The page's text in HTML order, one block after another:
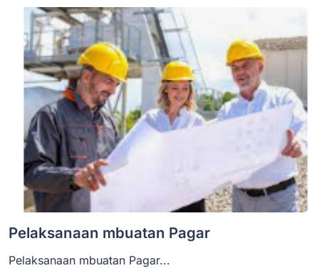
Pelaksanaan mbuatan Pagar
Pelaksanaan mbuatan Pagar...